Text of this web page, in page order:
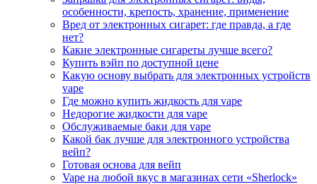
особенности, крепость, хранение, применение
Вред от электронных сигарет: где правда, а где
нет?
Какие электронные сигареты лучше всего?
Купить вэйп по доступной цене
Какую основу выбрать для электронных устройств
vape
Где можно купить жидкость для vape
Недорогие жидкости для vape
Обслуживаемые баки для vape
Какой бак лучше для электронного устройства
вейп?
Готовая основа для вейп
Vape на любой вкус в магазинах сети «Sherlock»